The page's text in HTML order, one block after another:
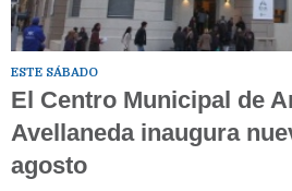
ESTE SÁBADO
El Centro Municipal de
Avellaneda inaugura
agosto